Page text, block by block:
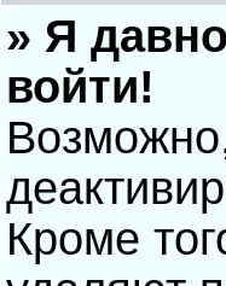
» Я
войти!
Кроме